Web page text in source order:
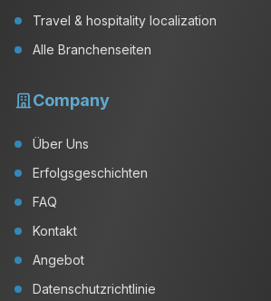
Travel & hospitality localization
Alle Branchenseiten
Company
Über Uns
Erfolgsgeschichten
FAQ
Kontakt
Angebot
Datenschutzrichtlinie